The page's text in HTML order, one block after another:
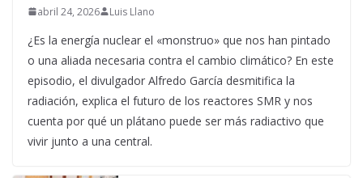
abril 24, 2026 Luis Llano
¿Es la energía nuclear el «monstruo» que nos han pintado
o una aliada necesaria contra el cambio climático? En este
episodio, el divulgador Alfredo García desmitifica la
radiación, explica el futuro de los reactores SMR y nos
cuenta por qué un plátano puede ser más radiactivo que
vivir junto a una central.